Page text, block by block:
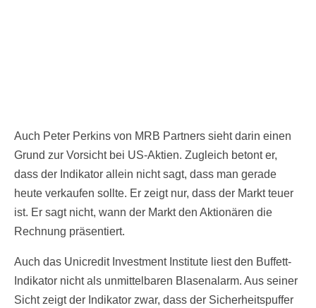
Auch Peter Perkins von MRB Partners sieht darin einen
Grund zur Vorsicht bei US-Aktien. Zugleich betont er,
dass der Indikator allein nicht sagt, dass man gerade
heute verkaufen sollte. Er zeigt nur, dass der Markt teuer
ist. Er sagt nicht, wann der Markt den Aktionären die
Rechnung präsentiert.
Auch das Unicredit Investment Institute liest den Buffett-
Indikator nicht als unmittelbaren Blasenalarm. Aus seiner
Sicht zeigt der Indikator zwar, dass der Sicherheitspuffer